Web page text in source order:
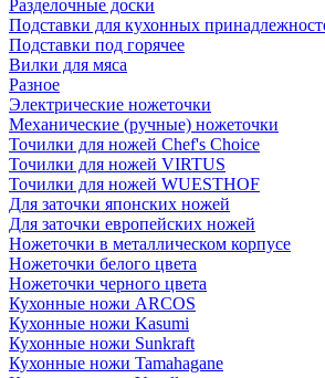
Разделочные доски
Подставки для кухонных
Подставки под горячее
Вилки для мяса
Разное
Электрические ножеточки
Механические (ручные) ножеточки
Точилки для ножей Chef's Choice
Точилки для ножей VIRTUS
Точилки для ножей WUESTHOF
Для заточки японских ножей
Для заточки европейских ножей
Ножеточки в металлическом корпусе
Ножеточки белого цвета
Ножеточки черного цвета
Кухонные ножи ARCOS
Кухонные ножи Kasumi
Кухонные ножи Sunkraft
Кухонные ножи Tamahagane